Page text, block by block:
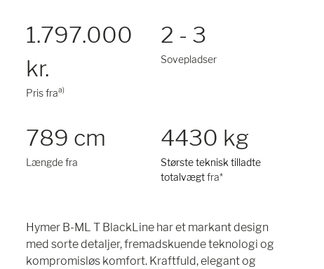
1.797.000
kr.
Pris fraa)
2 - 3
Sovepladser
789 cm
Længde fra
4430 kg
Største teknisk tilladte
totalvægtfra*
Hymer B-ML T BlackLine har et markant design
med sorte detaljer, fremadskuende teknologi og
kompromisløs komfort. Kraftfuld, elegant og